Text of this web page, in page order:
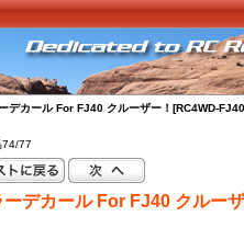
デカール For FJ40 クルーザー！[RC4WD-
74/77
ーデカール For FJ40 クルー